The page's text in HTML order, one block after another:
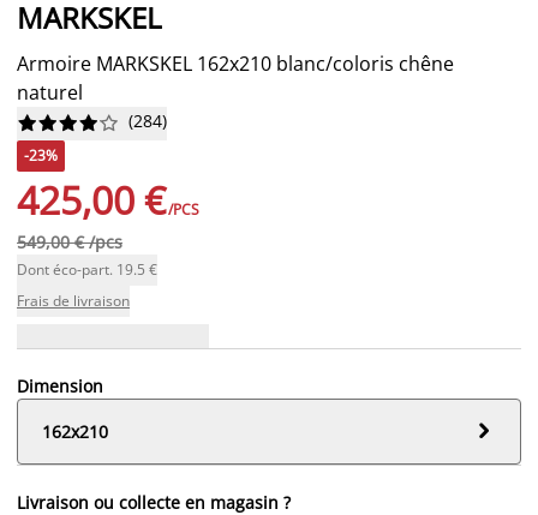
MARKSKEL
Armoire MARKSKEL 162x210 blanc/coloris chêne
naturel





 (284)
-23%
425,00 €/PCS
549,00 € /pcs
Dont éco-part. 19.5 €
Frais de livraison
Dimension
162x210

Livraison ou collecte en magasin ?